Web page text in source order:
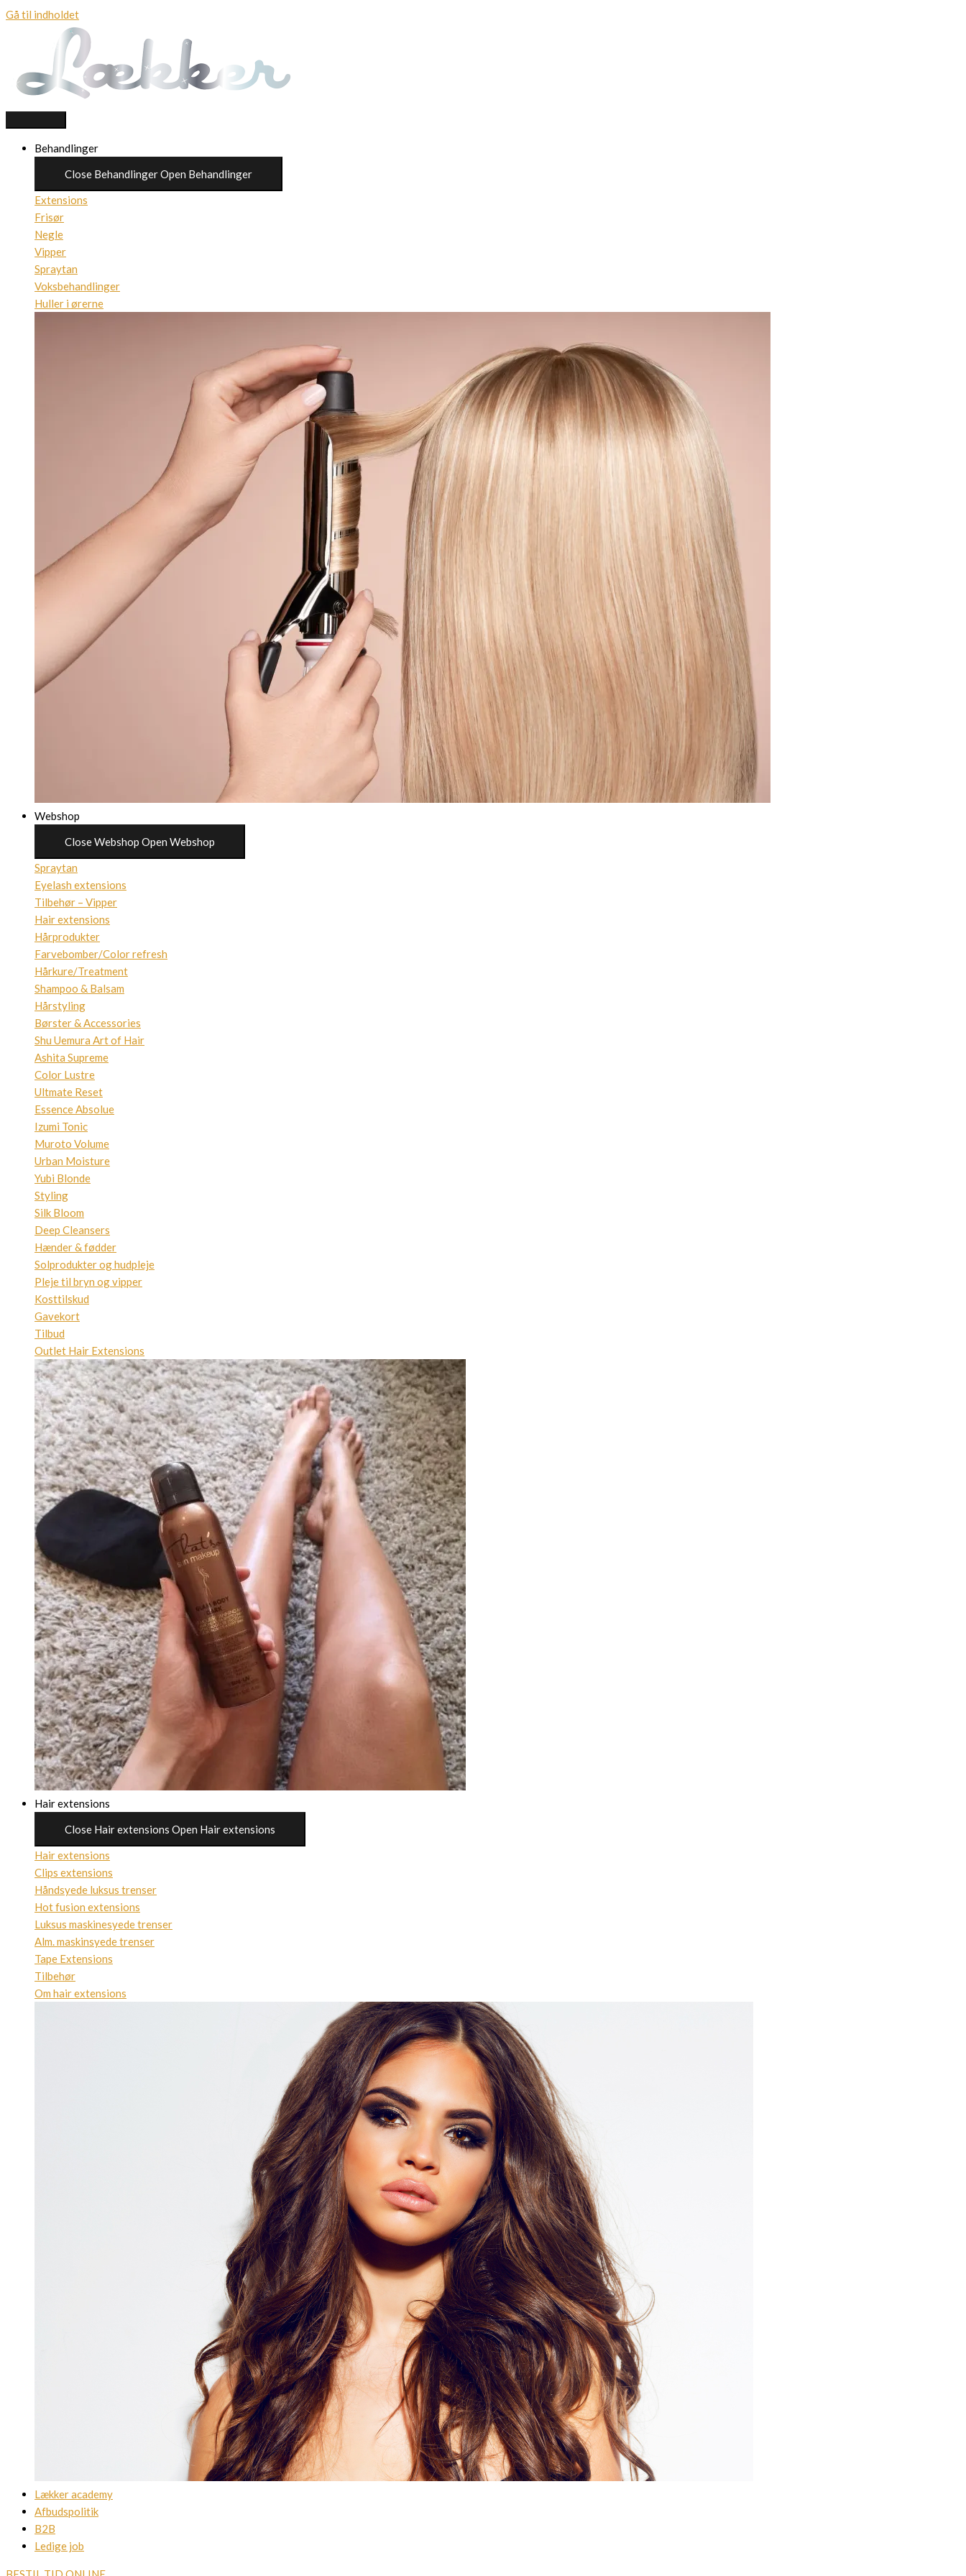
Gå til indholdet
Behandlinger
Close BehandlingerOpen Behandlinger
Extensions
Frisør
Negle
Vipper
Spraytan
Voksbehandlinger
Huller i ørerne
Webshop
Close Webshop Open Webshop
Spraytan
Eyelash extensions
Tilbehør – Vipper
Hair extensions
Hårprodukter
Farvebomber/Color refresh
Hårkure/Treatment
Shampoo & Balsam
Hårstyling
Børster & Accessories
Shu Uemura Art of Hair
Ashita Supreme
Color Lustre
Ultmate Reset
Essence Absolue
Izumi Tonic
Muroto Volume
Urban Moisture
Yubi Blonde
Styling
Silk Bloom
Deep Cleansers
Hænder & fødder
Solprodukter og hudpleje
Pleje til bryn og vipper
Kosttilskud
Gavekort
Tilbud
Outlet Hair Extensions
Hair extensions
Close Hair extensions Open Hair extensions
Hair extensions
Clips extensions
Håndsyede luksus trenser
Hot fusion extensions
Luksus maskinesyede trenser
Alm. maskinsyede trenser
Tape Extensions
Tilbehør
Om hair extensions
Lækker academy
Afbudspolitik
B2B
Ledige job